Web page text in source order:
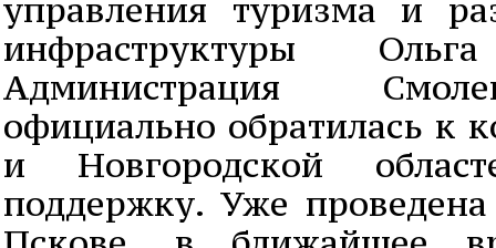
управления туризма и
инфраструктуры
Администрация
официально обратилась к
и Новгородской
поддержку. Уже проведена